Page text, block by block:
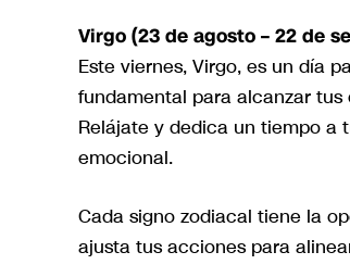
Virgo (23 de agosto – 22 de
Este viernes, Virgo, es un día
fundamental para alcanzar
Relájate y dedica un tiempo a
emocional.
Cada signo zodiacal tiene la
ajusta tus acciones para